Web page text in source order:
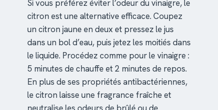
Si vous préférez éviter l’odeur du vinaigre, le
citron est une alternative efficace. Coupez
un citron jaune en deux et pressez le jus
dans un bol d’eau, puis jetez les moitiés dans
le liquide. Procédez comme pour le vinaigre :
5 minutes de chauffe et 2 minutes de repos.
En plus de ses propriétés antibactériennes,
le citron laisse une fragrance fraîche et
neutralise les odeurs de brûlé ou de